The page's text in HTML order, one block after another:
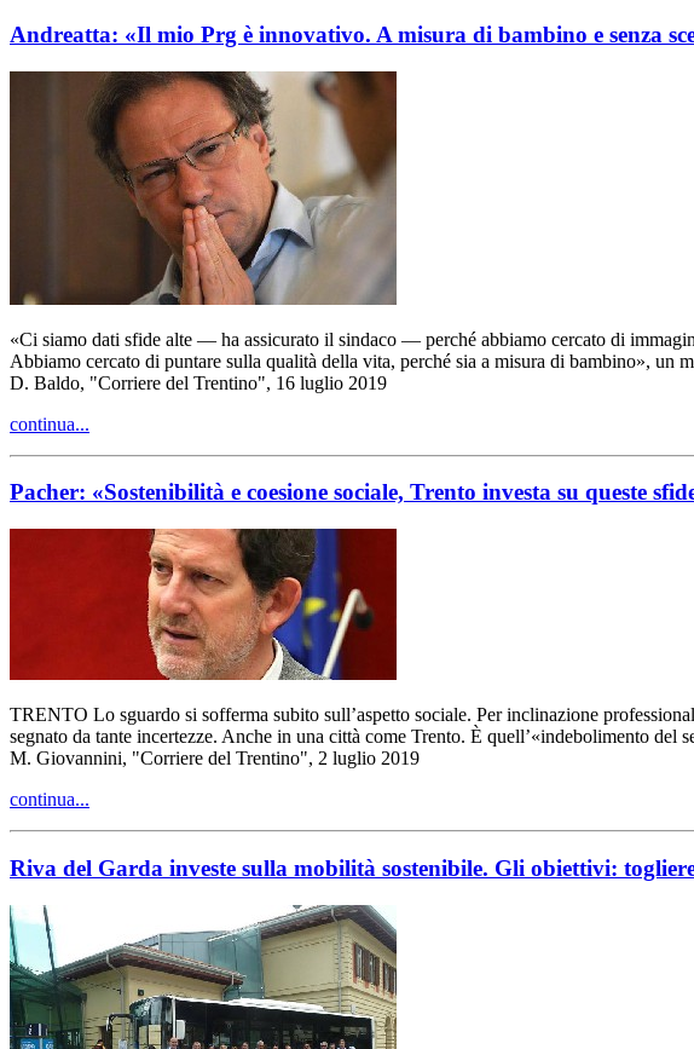
Andreatta: «Il mio Prg è innovativo. A misura di bambino e senza
«Ci siamo dati sfide alte — ha assicurato il sindaco — perché abbiamo cercato di
Abbiamo cercato di puntare sulla qualità della vita, perché sia a misura di bambino», un
D. Baldo, "Corriere del Trentino", 16 luglio 2019
continua...
Pacher: «Sostenibilità e coesione sociale, Trento investa su queste
TRENTO Lo sguardo si sofferma subito sull’aspetto sociale. Per inclinazione
segnato da tante incertezze. Anche in una città come Trento. È quell’«indebolimento del
M. Giovannini, "Corriere del Trentino", 2 luglio 2019
continua...
Riva del Garda investe sulla mobilità sostenibile. Gli obiettivi: